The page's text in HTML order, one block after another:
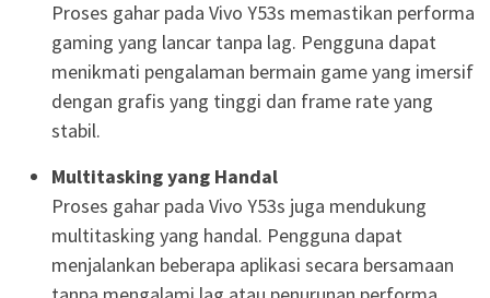
Proses gahar pada Vivo Y53s memastikan performa
gaming yang lancar tanpa lag. Pengguna dapat
menikmati pengalaman bermain game yang imersif
dengan grafis yang tinggi dan frame rate yang
stabil.
Multitasking yang Handal
Proses gahar pada Vivo Y53s juga mendukung
multitasking yang handal. Pengguna dapat
menjalankan beberapa aplikasi secara bersamaan